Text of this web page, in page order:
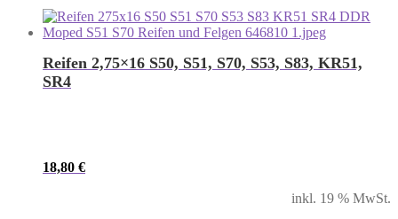
Reifen 2,75×16 S50, S51, S70, S53, S83, KR51,
SR4
18,80 €
inkl. 19 % MwSt.